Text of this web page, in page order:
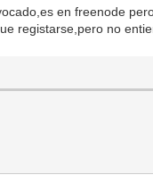
en freenode
registarse,pero no